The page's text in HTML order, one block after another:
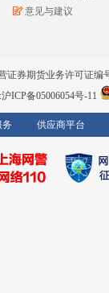
意见与建议
券期货业务许可证编
ICP备05006054号-11
务 供应商平台